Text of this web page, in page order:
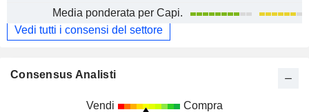
Media ponderata per Capi.
Vedi tutti i consensi del settore
Consensus Analisti
Vendi Compra